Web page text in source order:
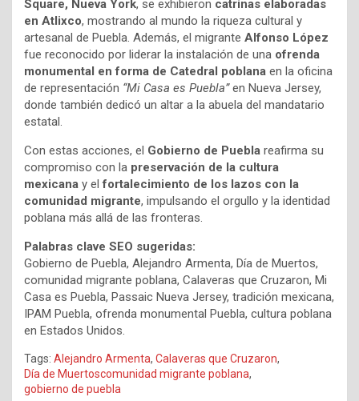
Square, Nueva York, se exhibieron catrinas elaboradas
en Atlixco, mostrando al mundo la riqueza cultural y
artesanal de Puebla. Además, el migrante Alfonso López
fue reconocido por liderar la instalación de una ofrenda
monumental en forma de Catedral poblana en la oficina
de representación “Mi Casa es Puebla”en Nueva Jersey,
donde también dedicó un altar a la abuela del mandatario
estatal.
Con estas acciones, el Gobierno de Puebla reafirma su
compromiso con la preservación de la cultura
mexicana y elfortalecimiento de los lazos con la
comunidad migrante, impulsando el orgullo y la identidad
poblana más allá de las fronteras.
Palabras clave SEO sugeridas:
Gobierno de Puebla, Alejandro Armenta, Día de Muertos,
comunidad migrante poblana, Calaveras que Cruzaron, Mi
Casa es Puebla, Passaic Nueva Jersey, tradición mexicana,
IPAM Puebla, ofrenda monumental Puebla, cultura poblana
en Estados Unidos.
Tags: Alejandro Armenta, Calaveras que Cruzaron,
Día de Muertoscomunidad migrante poblana,
gobierno de puebla